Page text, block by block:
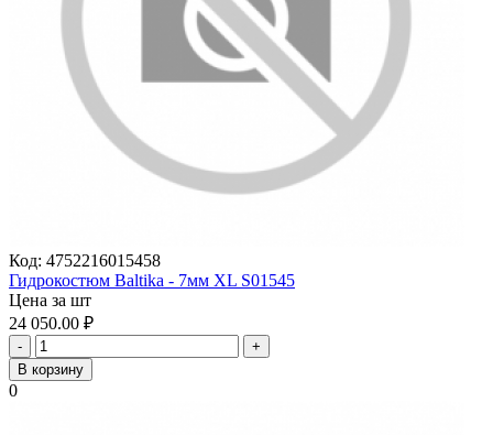
Код: 4752216015458
Гидрокостюм Baltika - 7мм XL S01545
Цена за шт
24 050.00 ₽
-
+
В корзину
0